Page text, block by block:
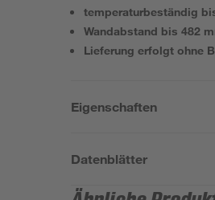
temperaturbeständig
Wandabstand bis 482
Lieferung erfolgt ohne
Eigenschaften
Datenblätter